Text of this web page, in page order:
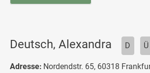
Deutsch, Alexandra D Ü
Adresse: Nordendstr. 65, 60318